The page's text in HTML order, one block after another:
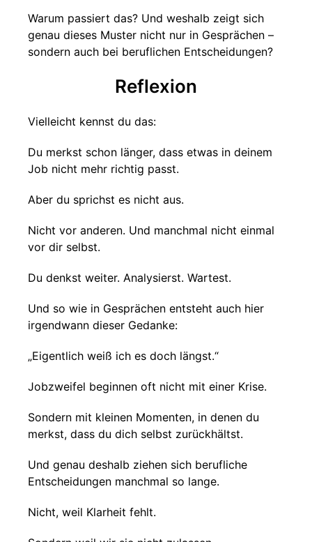
Warum passiert das? Und weshalb zeigt sich
genau dieses Muster nicht nur in Gesprächen –
sondern auch bei beruflichen Entscheidungen?
Reflexion
Vielleicht kennst du das:
Du merkst schon länger, dass etwas in deinem
Job nicht mehr richtig passt.
Aber du sprichst es nicht aus.
Nicht vor anderen. Und manchmal nicht einmal
vor dir selbst.
Du denkst weiter. Analysierst. Wartest.
Und so wie in Gesprächen entsteht auch hier
irgendwann dieser Gedanke:
„Eigentlich weiß ich es doch längst.“
Jobzweifel beginnen oft nicht mit einer Krise.
Sondern mit kleinen Momenten, in denen du
merkst, dass du dich selbst zurückhältst.
Und genau deshalb ziehen sich berufliche
Entscheidungen manchmal so lange.
Nicht, weil Klarheit fehlt.